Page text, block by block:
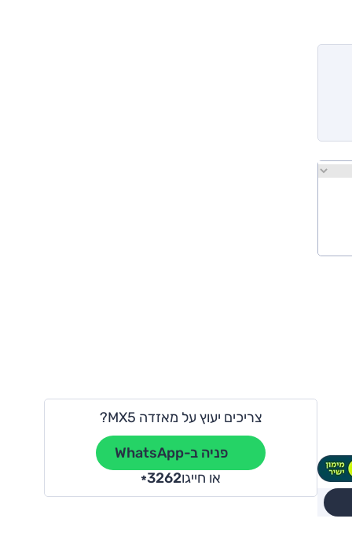
צריכים יעוץ על מאזדה MX5?
פניה ב-WhatsApp
או חייגו
*3262